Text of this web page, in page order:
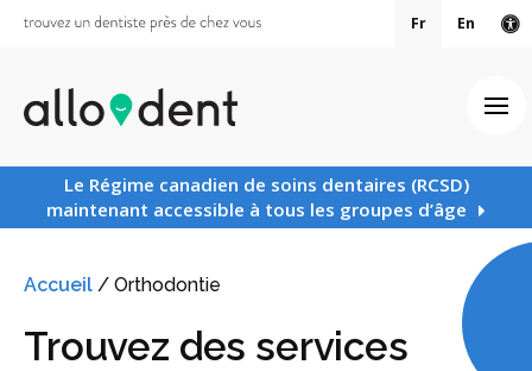
Fr En
Le Régime canadien de soins dentaires (RCSD)
maintenant accessible à tous les groupes d’âge
Accueil / Orthodontie
Trouvez des services